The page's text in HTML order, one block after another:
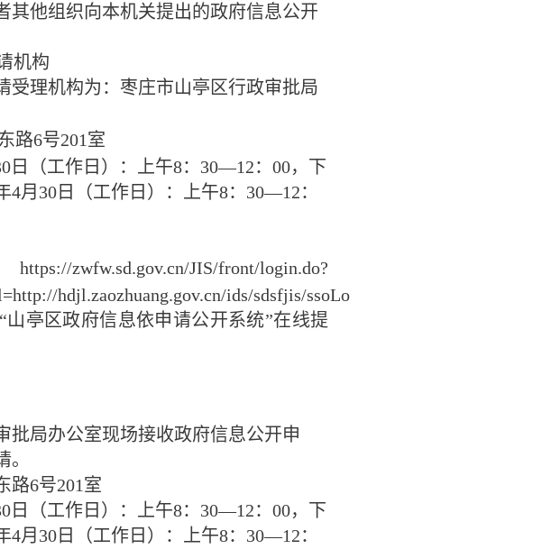
其他组织向本机关提出的政府信息公开
机构
受理机构为：枣庄市山亭区行政审批局
路6号201室
日（工作日）：上午8： 30—12： 00，下
4月 30 日（工作日）：上午8： 30—12：
https://zwfw.sd.gov.cn/JIS/front/login.do?
hdjl.zaozhuang.gov.cn/ids/sdsfjis/
亭区政府信息依申请公开系统”在线提
局办公室现场接收政府信息公开申
路6号201室
日（工作日）：上午8： 30—12： 00，下
4月 30 日（工作日）：上午8： 30—12：